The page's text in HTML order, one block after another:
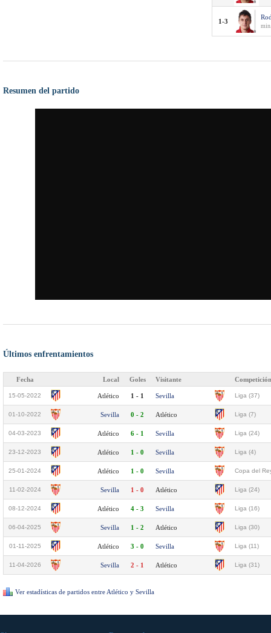
1-3
Resumen del partido
Últimos enfrentamientos
Fecha Local Goles Visitante Competición
15-05-2022 Atlético 1 - 1 Sevilla Liga (37)
01-10-2022 Sevilla 0 - 2 Atlético Liga (7)
04-03-2023 Atlético 6 - 1 Sevilla Liga (24)
23-12-2023 Atlético 1 - 0 Sevilla Liga (4)
25-01-2024 Atlético 1 - 0 Sevilla Copa del
11-02-2024 Sevilla 1 - 0 Atlético Liga (24)
08-12-2024 Atlético 4 - 3 Sevilla Liga (16)
06-04-2025 Sevilla 1 - 2 Atlético Liga (30)
01-11-2025 Atlético 3 - 0 Sevilla Liga (11)
11-04-2026 Sevilla 2 - 1 Atlético Liga (31)
Ver estadísticas de partidos entre Atlético y Sevilla